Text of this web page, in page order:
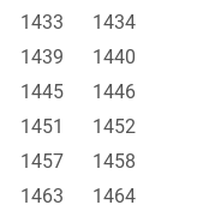
1433
1434
1439
1440
1445
1446
1451
1452
1457
1458
1463
1464